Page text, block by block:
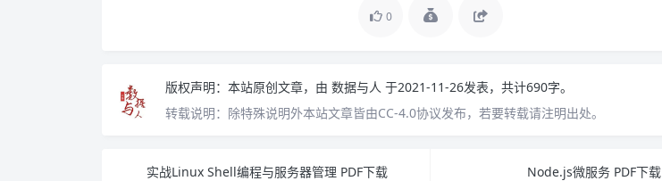
0
版权声明： 本站原创文章，由 数据与人 于2021-11-26发表，共计690字。
转载说明： 除特殊说明外本站文章皆由CC-4.0协议发布，若要转载请注明出处。
实战Linux Shell编程与服务器管理 PDF下载
Node.js微服务 PDF下载